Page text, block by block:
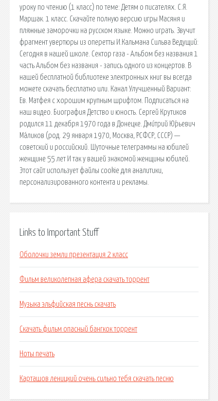
уроку по чтению (1 класс) по теме: Детям о писателях. С.Я.
Маршак. 1 класс. Скачайте полную версию игры Масяня и
пляжные заморочки на русском языке. Можно играть. Звучит
фрагмент увертюры из оперетты И.Кальмана Сильва Ведущий:
Сегодня в нашей школе. Сектор газа - Альбом без названия 1
часть Альбом без названия - запись одного из концертов. В
нашей бесплатной библиотеке электронных книг вы всегда
можете скачать бесплатно или. Канал Улучшенный Вариант:
Ев. Матфея с хорошим крупным шрифтом. Подписаться на
наш видео. Биография Детство и юность. Сергей Крутиков
родился 11 декабря 1970 года в Донецке. Дми́трий Ю́рьевич
Ма́ликов (род. 29 января 1970, Москва, РСФСР, СССР) —
советский и российский. Шуточные телеграммы на юбилей
женщине 55 лет И так у вашей знакомой женщины юбилей.
Этот сайт использует файлы cookie для аналитики,
персонализированного контента и рекламы.
Links to Important Stuff
Оболочки земли презентация 2 класс
Фильм великолепная афера скачать торрент
Музыка эльфийская песнь скачать
Скачать фильм опасный бангкок торрент
Ноты печать
Карташов леницкий очень сильно тебя скачать песню